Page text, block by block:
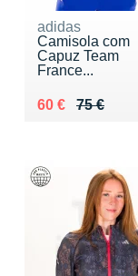
adidas
Camisola com
Capuz Team
France...
75 €
Au lieu de 75 €
60 €
Vendu 60 €